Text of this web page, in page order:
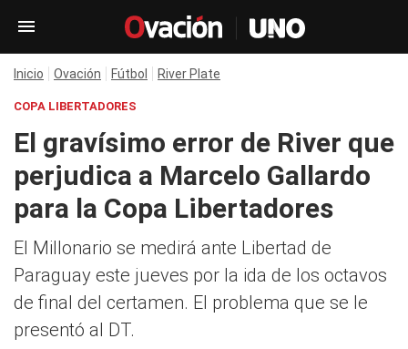
Inicio Ovación Fútbol River Plate
COPA LIBERTADORES
El gravísimo error de River que
perjudica a Marcelo Gallardo
para la Copa Libertadores
El Millonario se medirá ante Libertad de
Paraguay este jueves por la ida de los octavos
de final del certamen. El problema que se le
presentó al DT.